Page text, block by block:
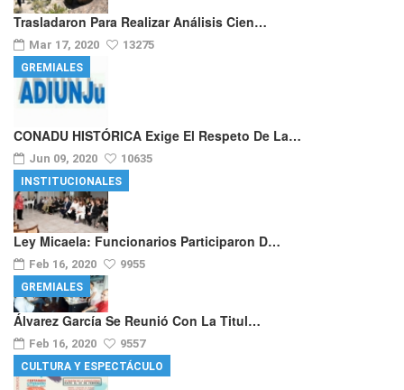
Trasladaron Para Realizar Análisis Cien…
Mar 17, 2020 13275
CONADU HISTÓRICA Exige El Respeto De La…
Jun 09, 2020 10635
GREMIALES
Ley Micaela: Funcionarios Participaron D…
Feb 16, 2020 9955
INSTITUCIONALES
Álvarez García Se Reunió Con La Titul…
Feb 16, 2020 9557
GREMIALES
CULTURA Y ESPECTÁCULO